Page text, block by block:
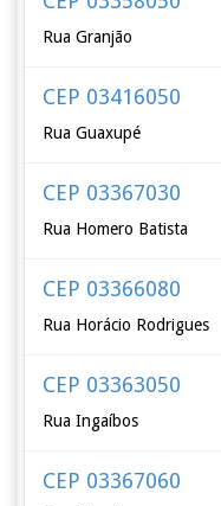
Rua Granjão
CEP 03416050
Rua Guaxupé
CEP 03367030
Rua Homero Batista
CEP 03366080
Rua Horácio Rodrigues
CEP 03363050
Rua Ingaíbos
CEP 03367060